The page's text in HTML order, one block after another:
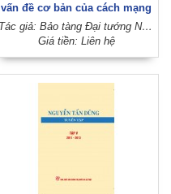
vấn đề cơ bản của cách mạng
Việt Nam (Xây dựng Đảng,
quân đội, sản xuất nông
Tác giả: Bảo tàng Đại tướng Nguyễn Chí Thanh (Tuyển chọn)
Giá tiền: Liên hệ